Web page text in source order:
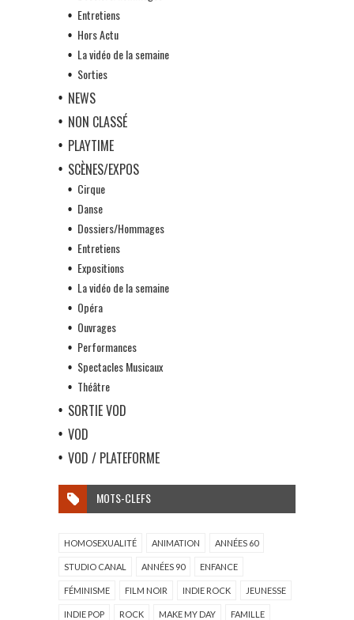
Entretiens
Hors Actu
La vidéo de la semaine
Sorties
NEWS
NON CLASSÉ
PLAYTIME
SCÈNES/EXPOS
Cirque
Danse
Dossiers/Hommages
Entretiens
Expositions
La vidéo de la semaine
Opéra
Ouvrages
Performances
Spectacles Musicaux
Théâtre
SORTIE VOD
VOD
VOD / PLATEFORME
MOTS-CLEFS
HOMOSEXUALITÉ ANIMATION ANNÉES 60
STUDIO CANAL ANNÉES 90 ENFANCE
FÉMINISME FILM NOIR INDIE ROCK JEUNESSE
INDIE POP ROCK MAKE MY DAY FAMILLE